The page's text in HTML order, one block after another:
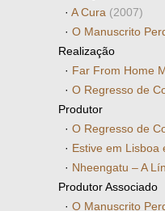
· A Cura (2007)
· O Manuscrito
Realização
· Far From Home
· O Regresso de
Produtor
· O Regresso de
· Estive em Lisboa
· Nheengatu – A
Produtor Associado
· O Manuscrito